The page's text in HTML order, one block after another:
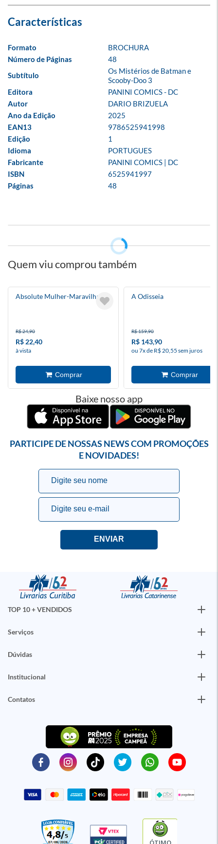
Formato
BROCHURA
Número de Páginas
48
Subtítulo
Os Mistérios de Batman e
Scooby-Doo 3
Editora
PANINI COMICS - DC
Autor
DARIO BRIZUELA
Ano da Edição
2025
EAN13
9786525941998
Edição
1
Idioma
PORTUGUES
Fabricante
PANINI COMICS | DC
ISBN
6525941997
Páginas
48
Quem viu comprou também
Absolute Mulher-Maravilha 5
R$ 24,90
R$ 22,40
à vista
A Odisseia
R$ 159,90
R$ 143,90
ou 7x de R$ 20,55 sem juros
Baixe nosso app
PARTICIPE DE NOSSAS NEWS COM PROMOÇÕES
E NOVIDADES!
TOP 10 + VENDIDOS
Serviços
Dúvidas
Institucional
Contatos